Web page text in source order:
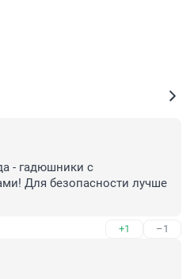
- гадюшники с
Для безопасности лучше
+1 –1